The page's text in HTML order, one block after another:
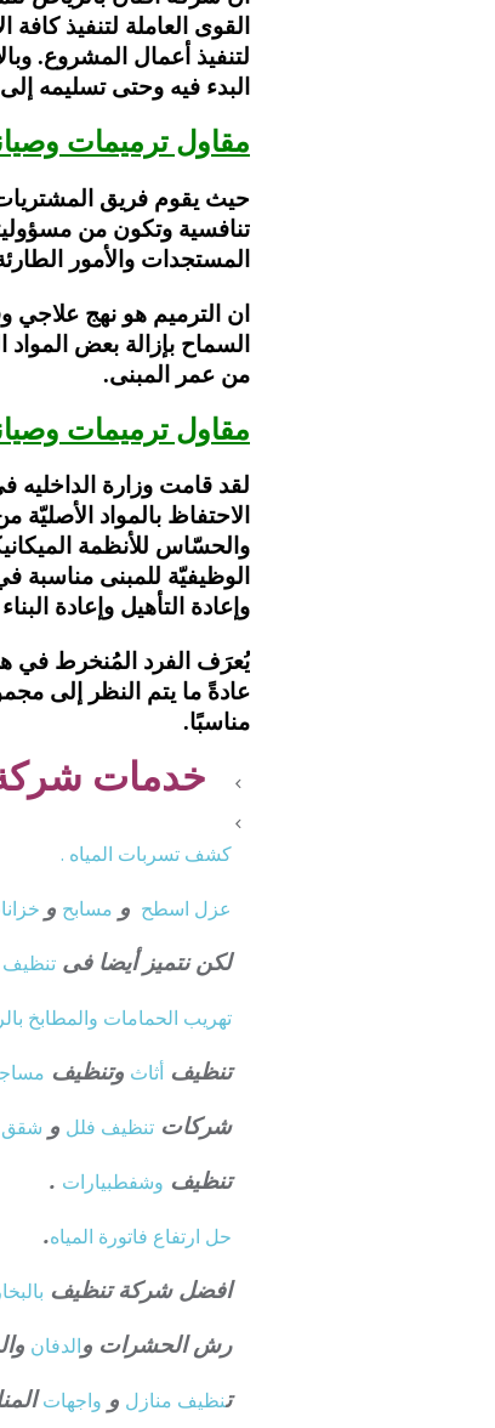
القوى العاملة لتنفيذ
لتنفيذ أعمال المشروع.
البدء فيه وحتى تسليمه
مقاول ترميمات
حيث يقوم فريق
تنافسية وتكون من
المستجدات والأمور
ان الترميم هو نهج
السماح بإزالة بعض المواد
من عمر المبنى.
مقاول ترميمات
لقد قامت وزارة الداخليه
الاحتفاظ بالمواد
والحسّاس للأنظمة
الوظيفيّة للمبنى مناسبة
وإعادة التأهيل وإعادة البناء
يُعرَف الفرد المُنخرط في
عادةً ما يتم النظر إلى
مناسبًا.
خدمات
كشف تسربات المياه .
عزل اسطح و مسابح و
لكن نتميز أيضا فى تنظيف
تهريب الحمامات والمطابخ
تنظيف أثاث وتنظيف
شركات تنظيف فلل و شقق
تنظيف وشفطبيارات .
حل ارتفاع فاتورة المياه.
افضل شركة تنظيف بالبخار
رش الحشرات والدفان
تنظيف منازل و واجهات